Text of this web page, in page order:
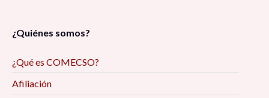
¿Quiénes somos?
¿Qué es COMECSO?
Afiliación